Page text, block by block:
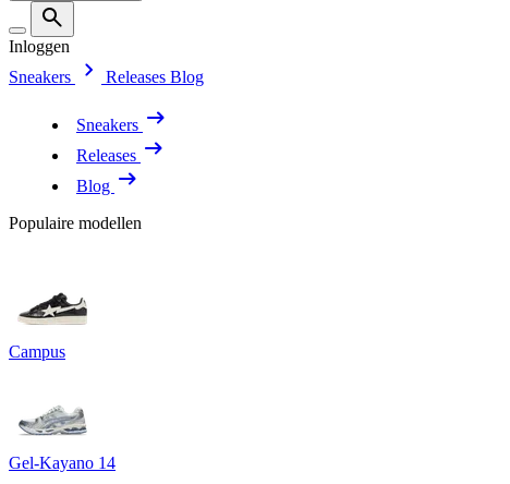
Inloggen
Sneakers
Releases Blog
Sneakers
Releases
Blog
Populaire modellen
Campus
Gel-Kayano 14